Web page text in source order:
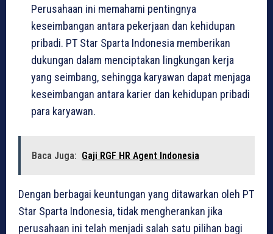
Perusahaan ini memahami pentingnya
keseimbangan antara pekerjaan dan kehidupan
pribadi. PT Star Sparta Indonesia memberikan
dukungan dalam menciptakan lingkungan kerja
yang seimbang, sehingga karyawan dapat menjaga
keseimbangan antara karier dan kehidupan pribadi
para karyawan.
Baca Juga: Gaji RGF HR Agent Indonesia
Dengan berbagai keuntungan yang ditawarkan oleh PT
Star Sparta Indonesia, tidak mengherankan jika
perusahaan ini telah menjadi salah satu pilihan bagi